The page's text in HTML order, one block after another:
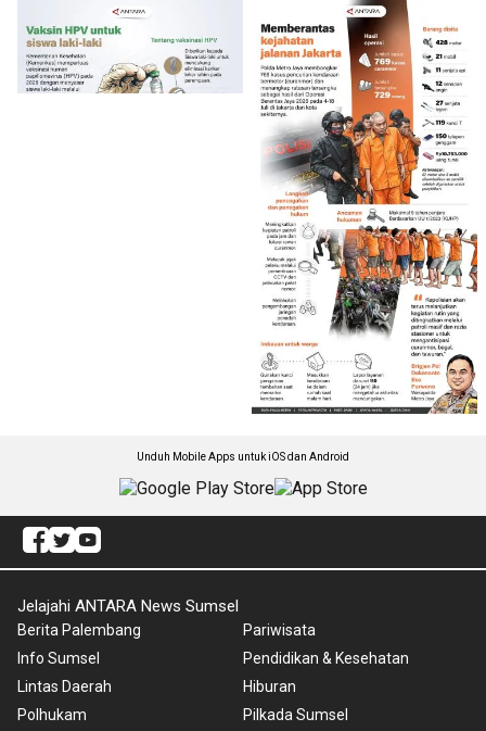
Unduh Mobile Apps untuk iOS dan Android
Jelajahi ANTARA News Sumsel
Berita Palembang
Info Sumsel
Lintas Daerah
Polhukam
Pariwisata
Pendidikan & Kesehatan
Hiburan
Pilkada Sumsel